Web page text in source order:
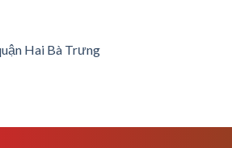
Hai Bà Trưng